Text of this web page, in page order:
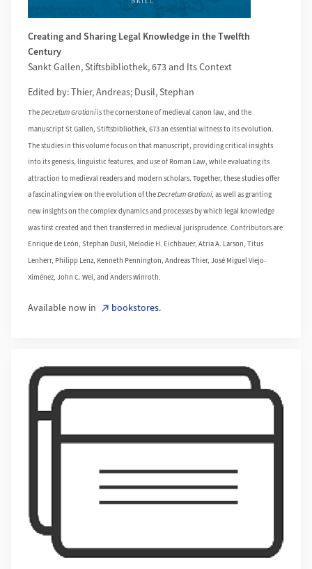
Creating and Sharing Legal Knowledge in the Twelfth
Century
Sankt Gallen, Stiftsbibliothek, 673 and Its Context
Edited by: Thier, Andreas; Dusil, Stephan
TheDecretum Gratianiis the cornerstone of medieval canon law, and the
manuscript St Gallen, Stiftsbibliothek, 673 an essential witness to its evolution.
The studies in this volume focus on that manuscript, providing critical insights
into its genesis, linguistic features, and use of Roman Law, while evaluating its
attraction to medieval readers and modern scholars. Together, these studies offer
a fascinating view on the evolution of theDecretum Gratiani, as well as granting
new insights on the complex dynamics and processes by which legal knowledge
was first created and then transferred in medieval jurisprudence. Contributors are
Enrique de León, Stephan Dusil, Melodie H. Eichbauer, Atria A. Larson, Titus
Lenherr, Philipp Lenz, Kenneth Pennington, Andreas Thier, José Miguel Viejo-
Ximénez, John C. Wei, and Anders Winroth.
Available now in bookstores.